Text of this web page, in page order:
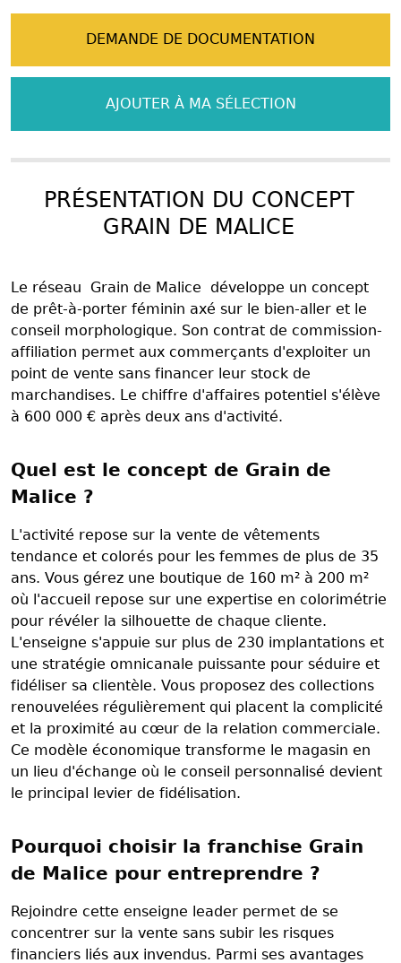
DEMANDE DE DOCUMENTATION
AJOUTER À MA SÉLECTION
PRÉSENTATION DU CONCEPT
GRAIN DE MALICE
Le réseau Grain de Malice développe un concept
de prêt-à-porter féminin axé sur le bien-aller et le
conseil morphologique. Son contrat de commission-
affiliation permet aux commerçants d'exploiter un
point de vente sans financer leur stock de
marchandises. Le chiffre d'affaires potentiel s'élève
à 600 000 € après deux ans d'activité.
Quel est le concept de Grain de
Malice ?
L'activité repose sur la vente de vêtements
tendance et colorés pour les femmes de plus de 35
ans. Vous gérez une boutique de 160 m² à 200 m²
où l'accueil repose sur une expertise en colorimétrie
pour révéler la silhouette de chaque cliente.
L'enseigne s'appuie sur plus de 230 implantations et
une stratégie omnicanale puissante pour séduire et
fidéliser sa clientèle. Vous proposez des collections
renouvelées régulièrement qui placent la complicité
et la proximité au cœur de la relation commerciale.
Ce modèle économique transforme le magasin en
un lieu d'échange où le conseil personnalisé devient
le principal levier de fidélisation.
Pourquoi choisir la franchise Grain
de Malice pour entreprendre ?
Rejoindre cette enseigne leader permet de se
concentrer sur la vente sans subir les risques
financiers liés aux invendus. Parmi ses avantages